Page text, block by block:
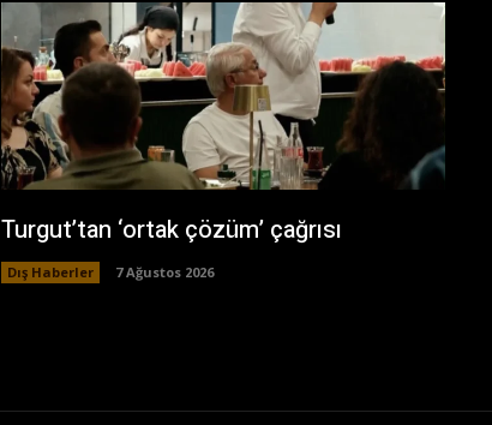
Turgut’tan ‘ortak çözüm’ çağrısı
Dış Haberler 7 Ağustos 2026